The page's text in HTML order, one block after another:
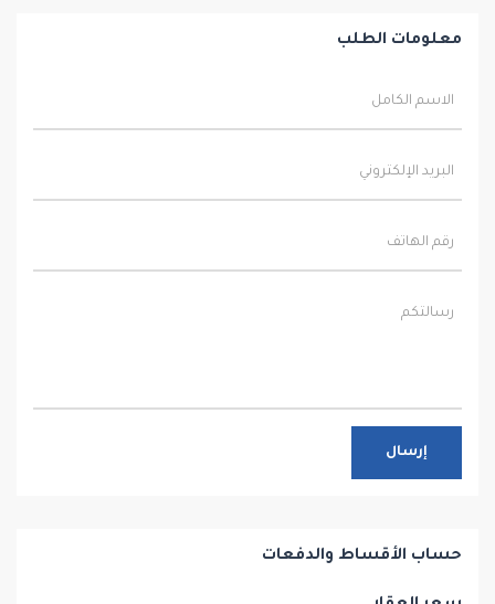
معلومات الطلب
إرسال
حساب الأقساط والدفعات